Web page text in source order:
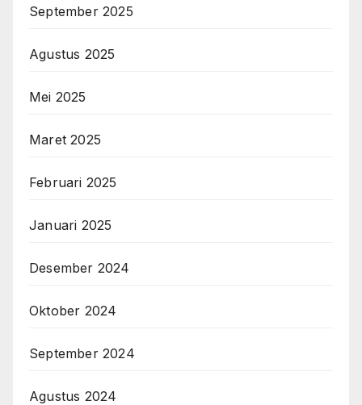
September 2025
Agustus 2025
Mei 2025
Maret 2025
Februari 2025
Januari 2025
Desember 2024
Oktober 2024
September 2024
Agustus 2024